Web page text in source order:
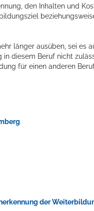
den Inhalten und
länger ausüben, sei es
diesem Beruf nicht
für einen anderen
der